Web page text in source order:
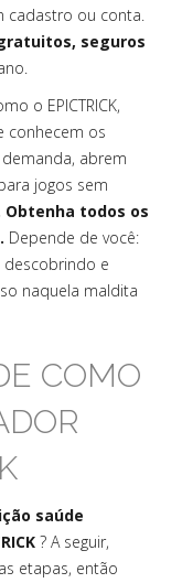
cadastro ou conta.
gratuitos, seguros
o EPICTRICK,
conhecem os
abrem
jogos sem
Obtenha todos os
Depende de você:
descobrindo e
naquela maldita
COMO
saúde
? A seguir,
etapas, então